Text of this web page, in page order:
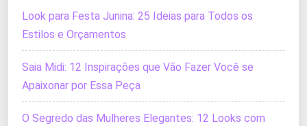
Look para Festa Junina: 25 Ideias para Todos os
Estilos e Orçamentos
Saia Midi: 12 Inspirações que Vão Fazer Você se
Apaixonar por Essa Peça
O Segredo das Mulheres Elegantes: 12 Looks com